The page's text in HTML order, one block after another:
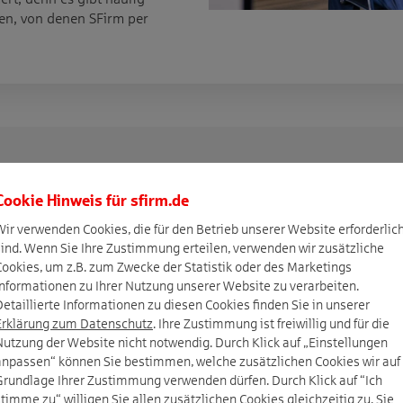
von denen SFirm per
stets auf dem Laufenden
URL in Ihren RSS-Reader ein und erhalten Sie stets aktuelle
sfirm/neu-in-sfirm/newsfeed/
Hinweis fürsfirm.de
verwenden Cookies, die für den Betrieb unserer Website
Wenn Sie Ihre Zustimmung erteilen, verwenden wir zusätzliche
um z.B. zum Zwecke der Statistik oder des Marketings
zu Ihrer Nutzung unserer Website zu verarbeiten.
Informationen zu diesen Cookies finden Sie in unserer
zum Datenschutz . Ihre Zustimmung ist freiwillig und für die
der Website nicht notwendig. Durch Klick auf „Einstellungen
können Sie bestimmen, welche zusätzlichen Cookies wir auf
Ihrer Zustimmung verwenden dürfen. Durch Klick auf “Ich
zu“ willigen Sie allen zusätzlichen Cookies gleichzeitig zu. Sie